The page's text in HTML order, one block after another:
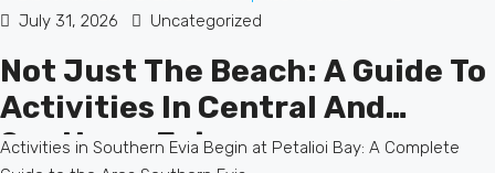
July 31, 2026 Uncategorized
Not Just The Beach: A Guide To
Activities In Central And
Southern Evia
Activities in Southern Evia Begin at Petalioi Bay: A Complete